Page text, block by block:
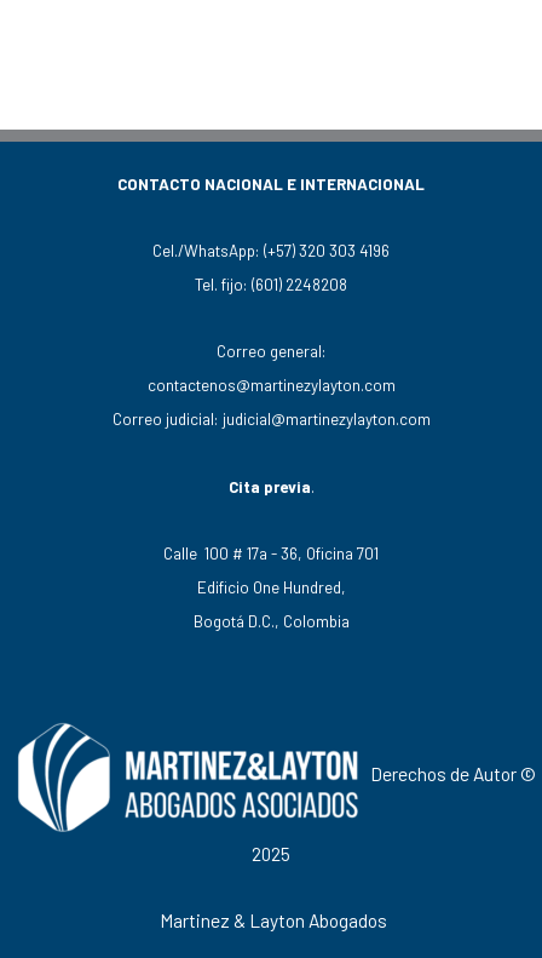
CONTACTO NACIONAL E INTERNACIONAL
Cel./WhatsApp: (+57) 320 303 4196
Tel. fijo: (601) 2248208
Correo general:
contactenos@martinezylayton.com
Correo judicial: judicial@martinezylayton.com
Cita previa.
Calle 100 # 17a - 36, Oficina 701
Edificio One Hundred,
Bogotá D.C., Colombia
Derechos de Autor ©
2025
Martinez & Layton Abogados